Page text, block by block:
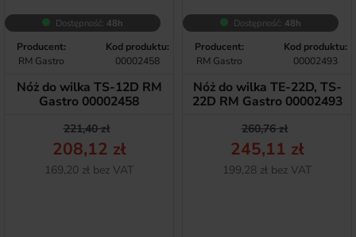
Dostępność: 48h
Producent:
RM Gastro
Kod produktu:
00002458
Nóż do wilka TS-12D RM
Gastro 00002458
Cena podstawowa
221,40 zł
Cena
208,12 zł
Netto
169,20 zł bez VAT
Dostępność: 48h
Producent:
RM Gastro
Kod produktu:
00002493
Nóż do wilka TE-22D, TS-
22D RM Gastro 00002493
Cena
260,76 zł
Cena
245,11 zł
Netto
199,28 zł bez VAT